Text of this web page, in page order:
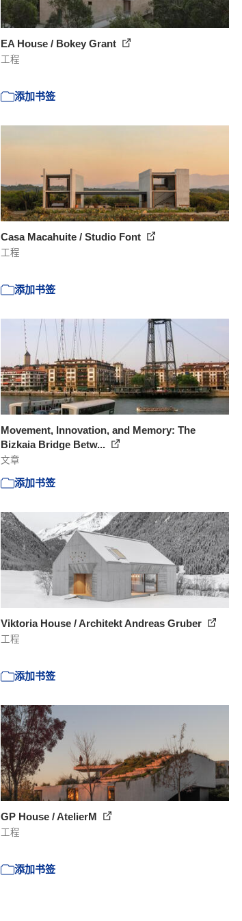
EA House / Bokey Grant
工程
添加书签
Casa Macahuite / Studio Font
工程
添加书签
Movement, Innovation, and Memory: The
Bizkaia Bridge Betw...
文章
添加书签
Viktoria House / Architekt Andreas Gruber
工程
添加书签
GP House / AtelierM
工程
添加书签